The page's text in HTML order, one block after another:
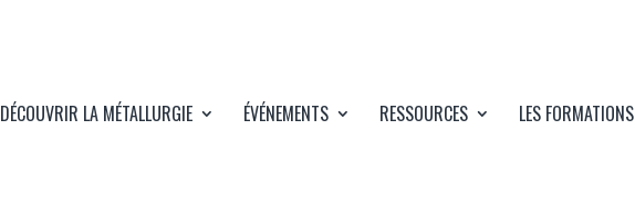
DÉCOUVRIR LA MÉTALLURGIE ÉVÉNEMENTS RESSOURCES LES FORMATIONS